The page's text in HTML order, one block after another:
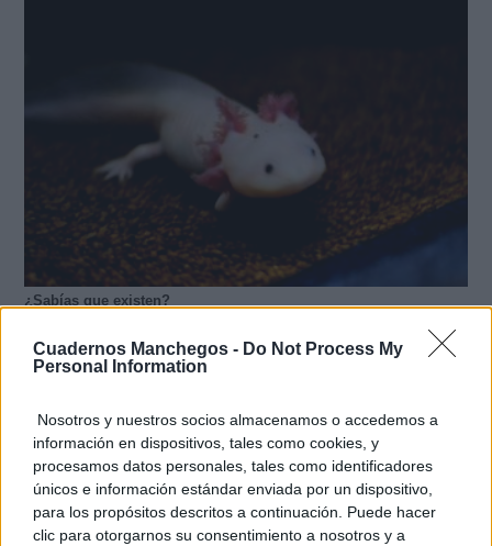
Cuadernos Manchegos - Do Not Process My
Personal Information
Nosotros y nuestros socios almacenamos o accedemos a
información en dispositivos, tales como cookies, y
procesamos datos personales, tales como identificadores
únicos e información estándar enviada por un dispositivo,
para los propósitos descritos a continuación. Puede hacer
clic para otorgarnos su consentimiento a nosotros y a
¿Sabías que existen?
planeta